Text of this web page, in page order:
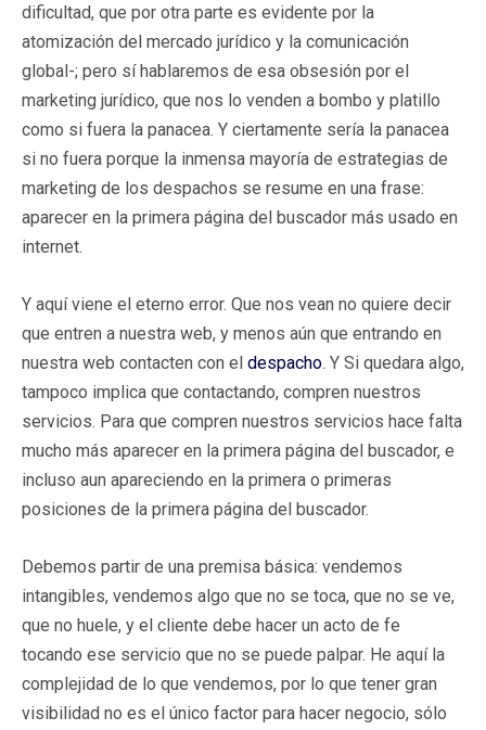
dificultad, que por otra parte es evidente por la
atomización del mercado jurídico y la comunicación
global-; pero sí hablaremos de esa obsesión por el
marketing jurídico, que nos lo venden a bombo y platillo
como si fuera la panacea. Y ciertamente sería la panacea
si no fuera porque la inmensa mayoría de estrategias de
marketing de los despachos se resume en una frase:
aparecer en la primera página del buscador más usado en
internet.
Y aquí viene el eterno error. Que nos vean no quiere decir
que entren a nuestra web, y menos aún que entrando en
nuestra web contacten con el despacho. Y Si quedara algo,
tampoco implica que contactando, compren nuestros
servicios. Para que compren nuestros servicios hace falta
mucho más aparecer en la primera página del buscador, e
incluso aun apareciendo en la primera o primeras
posiciones de la primera página del buscador.
Debemos partir de una premisa básica: vendemos
intangibles, vendemos algo que no se toca, que no se ve,
que no huele, y el cliente debe hacer un acto de fe
tocando ese servicio que no se puede palpar. He aquí la
complejidad de lo que vendemos, por lo que tener gran
visibilidad no es el único factor para hacer negocio, sólo